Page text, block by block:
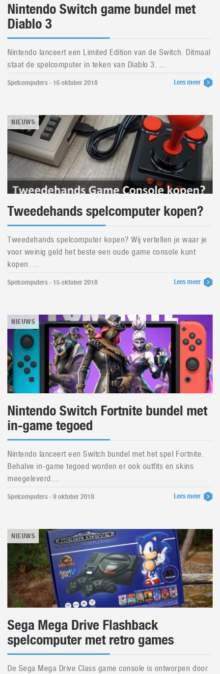
Nintendo Switch game bundel met
Diablo 3
Nintendo lanceert een Limited Edition van de Switch. Ditmaal
staat de spelcomputer in teken van Diablo 3. ...
Spelcomputers - 16 oktober 2018 Lees meer
NIEUWS
Tweedehands spelcomputer kopen?
Tweedehands spelcomputer kopen? Wij vertellen je waar je
voor weinig geld het beste een oude game console kunt
kopen. ...
Spelcomputers - 15 oktober 2018 Lees meer
NIEUWS
Nintendo Switch Fortnite bundel met
in-game tegoed
Nintendo lanceert een Switch bundel met het spel Fortnite.
Behalve in-game tegoed worden er ook outfits en skins
meegeleverd....
Spelcomputers - 9 oktober 2018 Lees meer
NIEUWS
Sega Mega Drive Flashback
spelcomputer met retro games
De Sega Mega Drive Class game console is ontworpen door